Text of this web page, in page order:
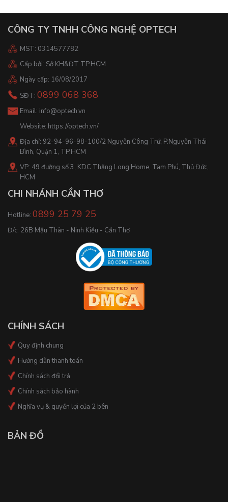
CÔNG TY TNHH CÔNG NGHỆ OPTECH
MST: 0314577782
Cấp bởi: Sở KH&ĐT TP.HCM
Ngày cấp: 16/08/2017
SĐT: 0899 068 368
Email: info@optech.vn
Website: https://optech.vn/
Địa chỉ: 92-94-96-98-100/2 Nguyễn Công Trứ, P.Nguyễn Thái
Bình, Quận 1, TP.HCM
VP: 49 đường số 3, KDC Thăng Long Home, Tam Phú, Thủ Đức,
HCM
CHI NHÁNH CẦN THƠ
Hotline: 0899 25 79 25
Đ/c: 26B Mậu Thân - Ninh Kiều - Cần Thơ
CHÍNH SÁCH
Quy định chung
Hướng dẫn thanh toán
Chính sách đổi trả
Chính sách bảo hành
Nghĩa vụ & quyền lợi của 2 bên
BẢN ĐỒ